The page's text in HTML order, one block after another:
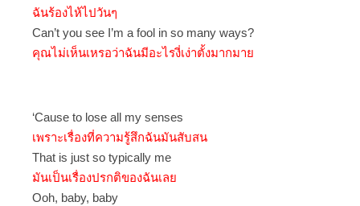
ฉันร้องไห้ไปวันๆ
Can’t you see I’m a fool in so many ways?
คุณไม่เห็นเหรอว่าฉันมีอะไรงี่เง่าตั้งมากมาย
‘Cause to lose all my senses
เพราะเรื่องที่ความรู้สึกฉันมันสับสน
That is just so typically me
มันเป็นเรื่องปรกติของฉันเลย
Ooh, baby, baby